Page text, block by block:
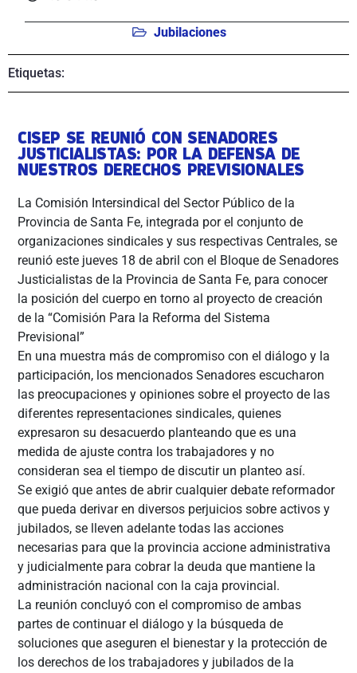
Jubilaciones
Etiquetas:
CISEP SE REUNIÓ CON SENADORES
JUSTICIALISTAS: POR LA DEFENSA DE
NUESTROS DERECHOS PREVISIONALES
La Comisión Intersindical del Sector Público de la
Provincia de Santa Fe, integrada por el conjunto de
organizaciones sindicales y sus respectivas Centrales, se
reunió este jueves 18 de abril con el Bloque de Senadores
Justicialistas de la Provincia de Santa Fe, para conocer
la posición del cuerpo en torno al proyecto de creación
de la “Comisión Para la Reforma del Sistema
Previsional”
En una muestra más de compromiso con el diálogo y la
participación, los mencionados Senadores escucharon
las preocupaciones y opiniones sobre el proyecto de las
diferentes representaciones sindicales, quienes
expresaron su desacuerdo planteando que es una
medida de ajuste contra los trabajadores y no
consideran sea el tiempo de discutir un planteo así.
Se exigió que antes de abrir cualquier debate reformador
que pueda derivar en diversos perjuicios sobre activos y
jubilados, se lleven adelante todas las acciones
necesarias para que la provincia accione administrativa
y judicialmente para cobrar la deuda que mantiene la
administración nacional con la caja provincial.
La reunión concluyó con el compromiso de ambas
partes de continuar el diálogo y la búsqueda de
soluciones que aseguren el bienestar y la protección de
los derechos de los trabajadores y jubilados de la